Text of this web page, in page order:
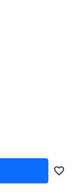
favorite_border